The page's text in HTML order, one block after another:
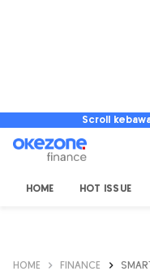
Scroll
HOME HOT ISSUE
HOME FINANCE